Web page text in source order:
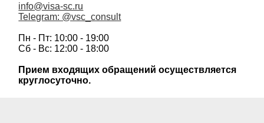
info@visa-sc.ru
Telegram: @vsc_consult
Пн - Пт: 10:00 - 19:00
Сб - Вс: 12:00 - 18:00
Прием входящих обращений осуществляется
круглосуточно.